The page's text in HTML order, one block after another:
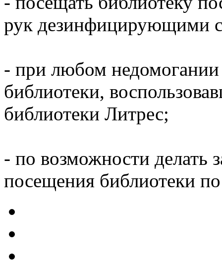
рук дезинфицирующими
- при любом недомогании
библиотеки,
библиотеки Литрес;
- по возможности делать
посещения библиотеки